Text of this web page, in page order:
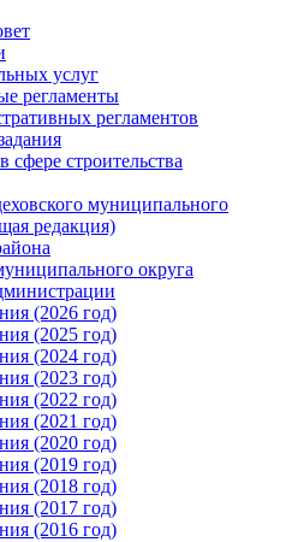
услуг
регламенты
регламентов
сфере строительства
муниципального
редакция)
округа
(2026 год)
(2025 год)
(2024 год)
(2023 год)
(2022 год)
(2021 год)
(2020 год)
(2019 год)
(2018 год)
(2017 год)
(2016 год)